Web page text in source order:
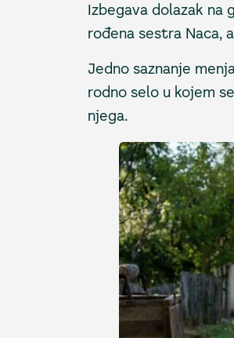
Izbegava dolazak na
rođena sestra Naca,
Jedno saznanje
rodno selo u kojem
njega.